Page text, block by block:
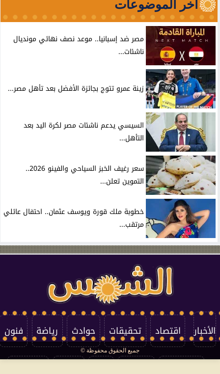
آخر الموضوعات
مصر ضد إسبانيا.. موعد نصف نهائي مونديال
ناشئات...
زينة عمرو تتوج بجائزة الأفضل بعد تأهل مصر...
السيسي يدعم ناشئات مصر لكرة اليد بعد
التأهل...
سعر رغيف الخبز السياحي والفينو 2026..
التموين تعلن...
خطوبة ملك قورة ويوسف عثمان.. احتفال عائلي
مرتقب...
الأخبار اقتصاد تحقيقات حوادث رياضة فنون
جميع الحقوق محفوظة ©